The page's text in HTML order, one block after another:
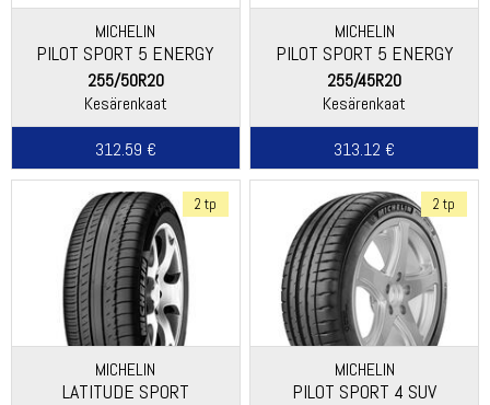
MICHELIN
PILOT SPORT 5 ENERGY
255/50R20
Kesärenkaat
312.59 €
MICHELIN
PILOT SPORT 5 ENERGY
255/45R20
Kesärenkaat
313.12 €
2 tp
MICHELIN
LATITUDE SPORT
2 tp
MICHELIN
PILOT SPORT 4 SUV